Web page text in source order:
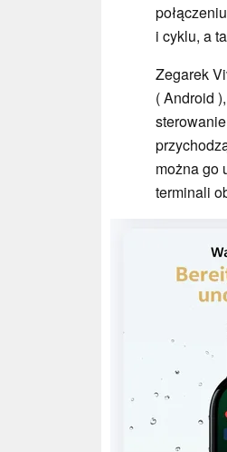
i cyklu, a
Zegarek
( Android
można go
terminali